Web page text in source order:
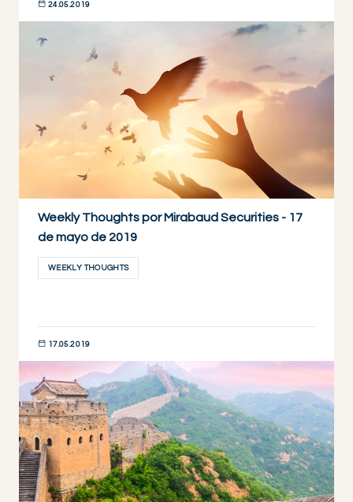
24.05.2019
DESCUBRIR AHORA
Weekly Thoughts por Mirabaud Securities - 17
de mayo de 2019
WEEKLY THOUGHTS
17.05.2019
DESCUBRIR AHORA